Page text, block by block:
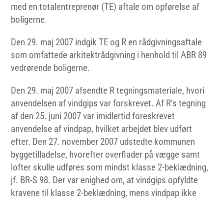
med en totalentreprenør (TE) aftale om opførelse af
boligerne.
Den 29. maj 2007 indgik TE og R en rådgivningsaftale
som omfattede arkitektrådgivning i henhold til ABR 89
vedrørende boligerne.
Den 29. maj 2007 afsendte R tegningsmateriale, hvori
anvendelsen af vindgips var forskrevet. Af R’s tegning
af den 25. juni 2007 var imidlertid foreskrevet
anvendelse af vindpap, hvilket arbejdet blev udført
efter. Den 27. november 2007 udstedte kommunen
byggetilladelse, hvorefter overflader på vægge samt
lofter skulle udføres som mindst klasse 2-beklædning,
jf. BR-S 98. Der var enighed om, at vindgips opfyldte
kravene til klasse 2-beklædning, mens vindpap ikke